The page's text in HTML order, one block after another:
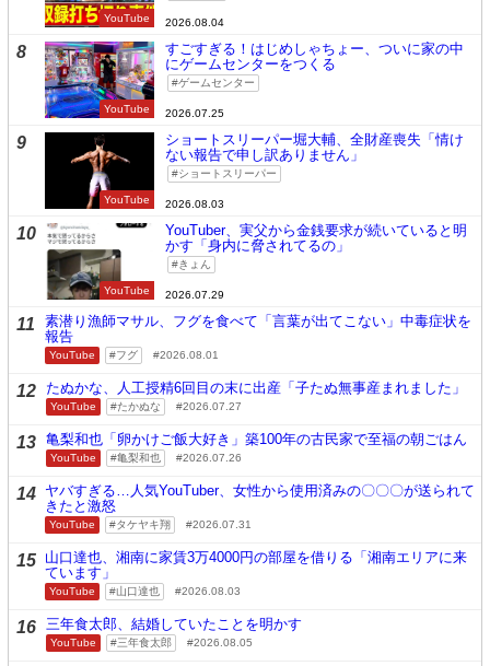
YouTube 2026.08.04
8
YouTube
すごすぎる！はじめしゃちょー、ついに家の中
にゲームセンターをつくる
ゲームセンター
2026.07.25
9
YouTube
ショートスリーパー堀大輔、全財産喪失「情け
ない報告で申し訳ありません」
ショートスリーパー
2026.08.03
10
YouTube
YouTuber、実父から金銭要求が続いていると明
かす「身内に脅されてるの」
きょん
2026.07.29
11
素潜り漁師マサル、フグを食べて「言葉が出てこない」中毒症状を
報告
YouTube フグ 2026.08.01
12 たぬかな、人工授精6回目の末に出産「子たぬ無事産まれました」
YouTube たかぬな 2026.07.27
13 亀梨和也「卵かけご飯大好き」築100年の古民家で至福の朝ごはん
YouTube 亀梨和也 2026.07.26
14 ヤバすぎる…人気YouTuber、女性から使用済みの〇〇〇が送られて
きたと激怒
YouTube タケヤキ翔 2026.07.31
15 山口達也、湘南に家賃3万4000円の部屋を借りる「湘南エリアに来
ています」
YouTube 山口達也 2026.08.03
16 三年食太郎、結婚していたことを明かす
YouTube 三年食太郎 2026.08.05